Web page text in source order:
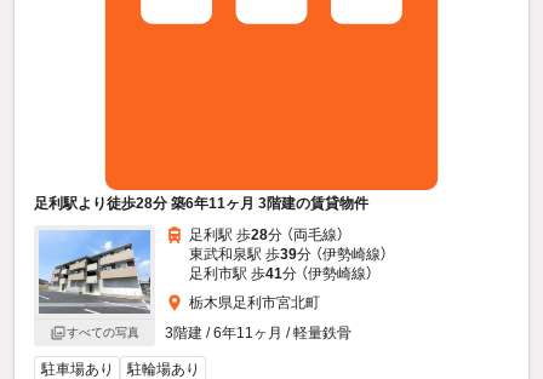
足利駅より徒歩28分 築6年11ヶ月 3階建の賃貸物件
すべての写真
足利駅 歩28分 （両毛線）
東武和泉駅 歩39分 （伊勢崎線）
足利市駅 歩41分 （伊勢崎線）
栃木県足利市宮北町
3階建 / 6年11ヶ月 / 軽量鉄骨
駐車場あり 駐輪場あり